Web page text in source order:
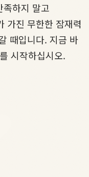
하지 말고
가진 무한한 잠재력
때입니다. 지금 바
시작하십시오.